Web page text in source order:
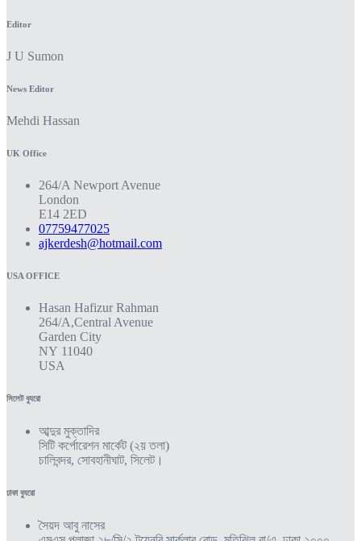
Editor
J U Sumon
News Editor
Mehdi Hassan
UK Office
264/A Newport Avenue
London
E14 2ED
07759477025
ajkerdesh@hotmail.com
USA OFFICE
Hasan Hafizur Rahman
264/A,Central Avenue
Garden City
NY 11040
USA
সিলেট ব্যুরো
আব্দুর মুক্তাদির
সিটি কর্পোরেশন মার্কেট (২য় তলা)
চালিবন্দর, সোবহানীঘাট, সিলেট।
ঢাকা ব্যুরো
সৈয়দ আবু নাসের